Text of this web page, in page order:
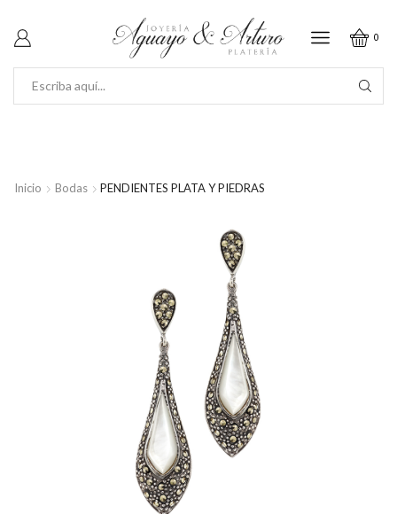
0
Inicio Bodas PENDIENTES PLATA Y PIEDRAS